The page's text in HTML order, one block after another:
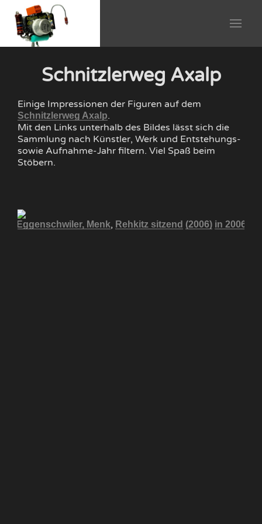
Schnitzlerweg Axalp
Einige Impressionen der Figuren auf dem
Schnitzlerweg Axalp.
Mit den Links unterhalb des Bildes lässt sich die
Sammlung nach Künstler, Werk und Entstehungs-
sowie Aufnahme-Jahr filtern. Viel Spaß beim
Stöbern.
Eggenschwiler, Menk, Rehkitz sitzend (2006) in 2006